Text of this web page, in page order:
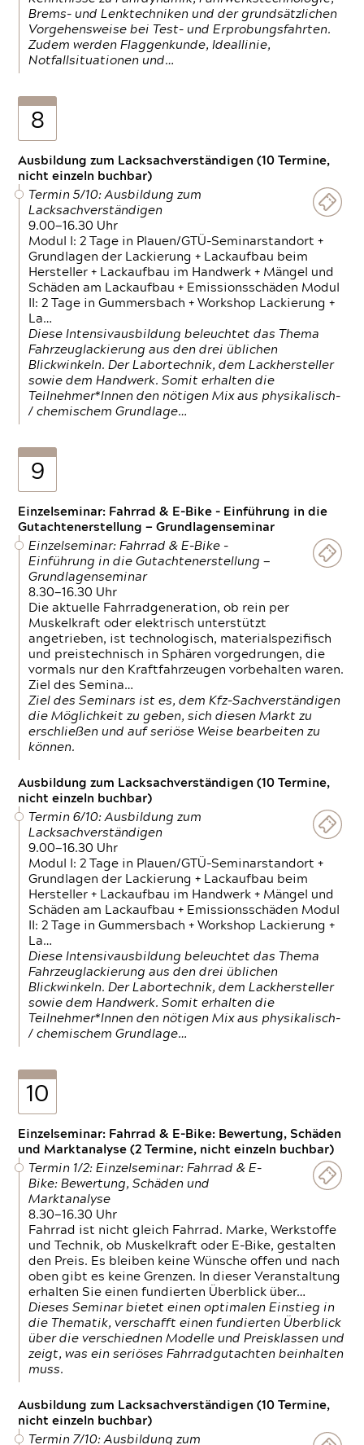
Brems- und Lenktechniken und der grundsätzlichen
Vorgehensweise bei Test- und Erprobungsfahrten.
Zudem werden Flaggenkunde, Ideallinie,
Notfallsituationen und…
8
Ausbildung zum Lacksachverständigen (10 Termine,
nicht einzeln buchbar)
Termin 5/10: Ausbildung zum
Lacksachverständigen
9.00—16.30 Uhr
Modul I: 2 Tage in Plauen/GTÜ-Seminarstandort +
Grundlagen der Lackierung + Lackaufbau beim
Hersteller + Lackaufbau im Handwerk + Mängel und
Schäden am Lackaufbau + Emissionsschäden Modul
II: 2 Tage in Gummersbach + Workshop Lackierung +
La…
Diese Intensivausbildung beleuchtet das Thema
Fahrzeuglackierung aus den drei üblichen
Blickwinkeln. Der Labortechnik, dem Lackhersteller
sowie dem Handwerk. Somit erhalten die
Teilnehmer*Innen den nötigen Mix aus physikalisch-
/ chemischem Grundlage…
9
Einzelseminar: Fahrrad & E-Bike - Einführung in die
Gutachtenerstellung — Grundlagenseminar
Einzelseminar: Fahrrad & E-Bike -
Einführung in die Gutachtenerstellung —
Grundlagenseminar
8.30—16.30 Uhr
Die aktuelle Fahrradgeneration, ob rein per
Muskelkraft oder elektrisch unterstützt
angetrieben, ist technologisch, materialspezifisch
und preistechnisch in Sphären vorgedrungen, die
vormals nur den Kraftfahrzeugen vorbehalten waren.
Ziel des Semina…
Ziel des Seminars ist es, dem Kfz-Sachverständigen
die Möglichkeit zu geben, sich diesen Markt zu
erschließen und auf seriöse Weise bearbeiten zu
können.
Ausbildung zum Lacksachverständigen (10 Termine,
nicht einzeln buchbar)
Termin 6/10: Ausbildung zum
Lacksachverständigen
9.00—16.30 Uhr
Modul I: 2 Tage in Plauen/GTÜ-Seminarstandort +
Grundlagen der Lackierung + Lackaufbau beim
Hersteller + Lackaufbau im Handwerk + Mängel und
Schäden am Lackaufbau + Emissionsschäden Modul
II: 2 Tage in Gummersbach + Workshop Lackierung +
La…
Diese Intensivausbildung beleuchtet das Thema
Fahrzeuglackierung aus den drei üblichen
Blickwinkeln. Der Labortechnik, dem Lackhersteller
sowie dem Handwerk. Somit erhalten die
Teilnehmer*Innen den nötigen Mix aus physikalisch-
/ chemischem Grundlage…
10
Einzelseminar: Fahrrad & E-Bike: Bewertung, Schäden
und Marktanalyse (2 Termine, nicht einzeln buchbar)
Termin 1/2: Einzelseminar: Fahrrad & E-
Bike: Bewertung, Schäden und
Marktanalyse
8.30—16.30 Uhr
Fahrrad ist nicht gleich Fahrrad. Marke, Werkstoffe
und Technik, ob Muskelkraft oder E-Bike, gestalten
den Preis. Es bleiben keine Wünsche offen und nach
oben gibt es keine Grenzen. In dieser Veranstaltung
erhalten Sie einen fundierten Überblick über…
Dieses Seminar bietet einen optimalen Einstieg in
die Thematik, verschafft einen fundierten Überblick
über die verschiednen Modelle und Preisklassen und
zeigt, was ein seriöses Fahrradgutachten beinhalten
muss.
Ausbildung zum Lacksachverständigen (10 Termine,
nicht einzeln buchbar)
Termin 7/10: Ausbildung zum